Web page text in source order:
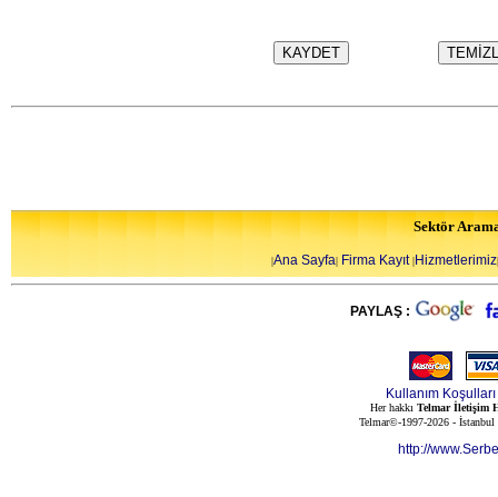
Sektör
|Ana Sayfa| Firma Kayıt|Hizmetlerimiz|
PAYLAŞ :
Kullanım Koşulları
Her hakkı Telmar İletişim
Telmar©-1997-2026 -
http://